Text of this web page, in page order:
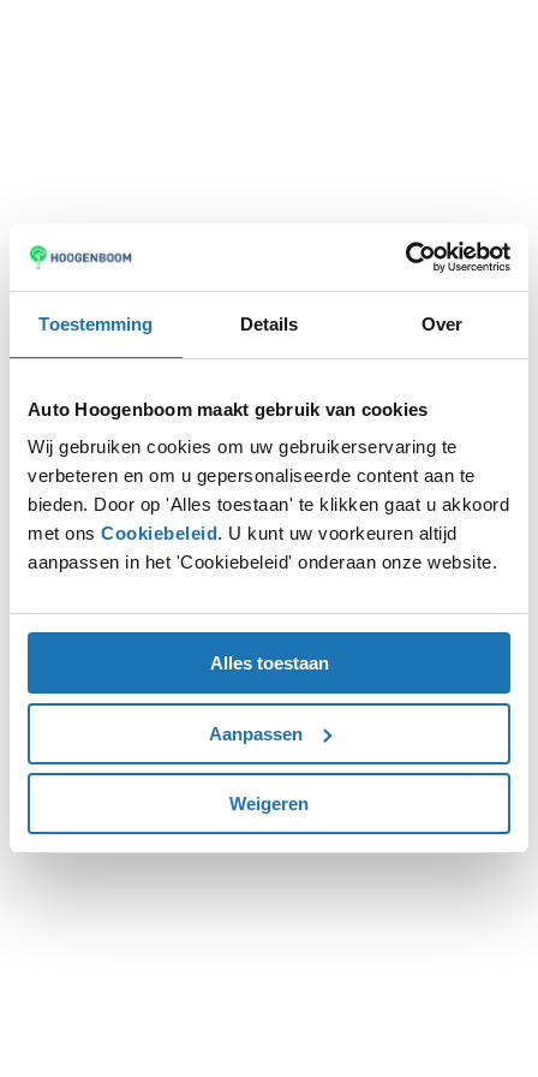
Toestemming Details Over
Auto Hoogenboom maakt gebruik van cookies
Wij gebruiken cookies om uw gebruikerservaring te
verbeteren en om u gepersonaliseerde content aan te
bieden. Door op 'Alles toestaan' te klikken gaat u akkoord
met ons Cookiebeleid. U kunt uw voorkeuren altijd
aanpassen in het 'Cookiebeleid' onderaan onze website.
Alles toestaan
Aanpassen
Weigeren
Application error: aclient-side exception has occurred while
loadingwww.autohoogenboom.nl (see the browser console
more information).